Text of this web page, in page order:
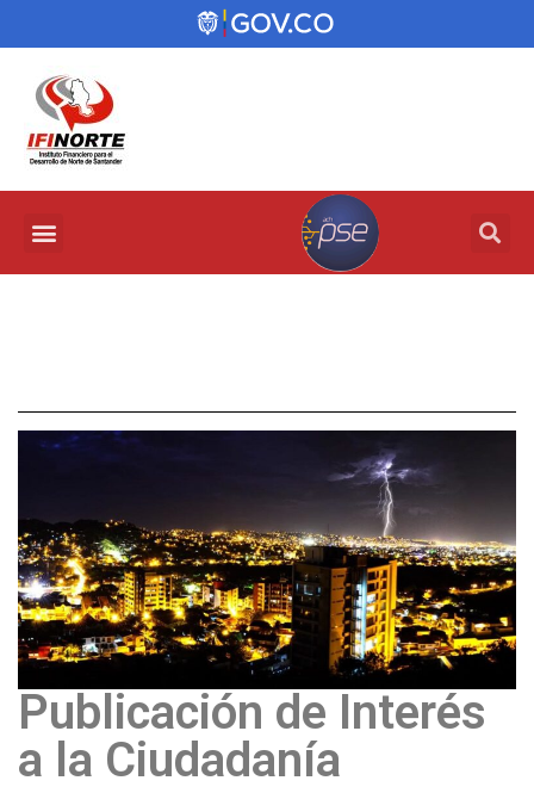
Publicación de Interés
a la Ciudadanía